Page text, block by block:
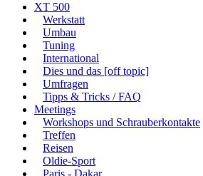
XT 500
Werkstatt
Umbau
Tuning
International
Dies und das [off topic]
Umfragen
Tipps & Tricks / FAQ
Meetings
Workshops und Schrauberkontakte
Treffen
Reisen
Oldie-Sport